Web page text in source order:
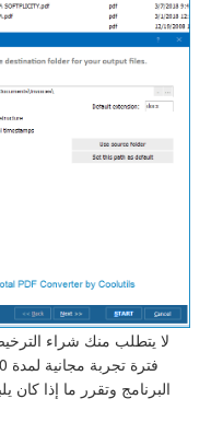
لا يتطلب منك شراء
البرنامج وتقرر ما إذا